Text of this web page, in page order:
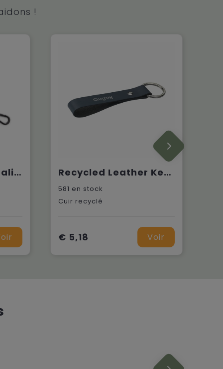
!
Ruban de personnalisation à crochet Recycled Leather Keyring porte-clés
581 en stock
Cuir recyclé
€ 5,18 Voir